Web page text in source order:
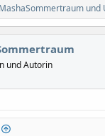
MashaSommertraum und
und Autorin